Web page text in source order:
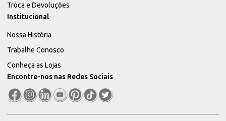
Troca e Devoluções
Institucional
Nossa História
Trabalhe Conosco
Conheça as Lojas
Encontre-nos nas Redes Sociais